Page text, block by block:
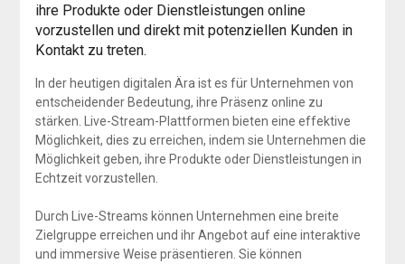
ihre Produkte oder Dienstleistungen online
vorzustellen und direkt mit potenziellen Kunden in
Kontakt zu treten.
In der heutigen digitalen Ära ist es für Unternehmen von
entscheidender Bedeutung, ihre Präsenz online zu
stärken. Live-Stream-Plattformen bieten eine effektive
Möglichkeit, dies zu erreichen, indem sie Unternehmen die
Möglichkeit geben, ihre Produkte oder Dienstleistungen in
Echtzeit vorzustellen.
Durch Live-Streams können Unternehmen eine breite
Zielgruppe erreichen und ihr Angebot auf eine interaktive
und immersive Weise präsentieren. Sie können